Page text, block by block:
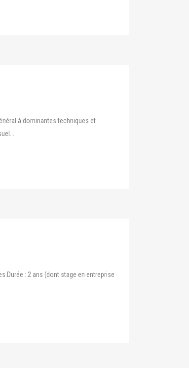
à dominantes techniques et
: 2 ans (dont stage en entreprise